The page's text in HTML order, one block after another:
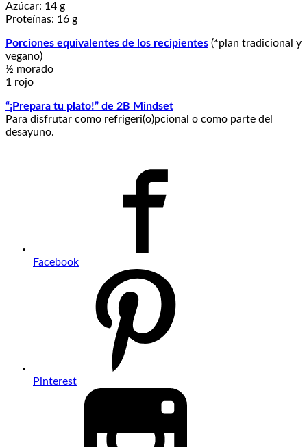
Azúcar: 14 g
Proteínas: 16 g
Porciones equivalentes de los recipientes (*plan tradicional y
vegano)
½ morado
1 rojo
“¡Prepara tu plato!” de 2B Mindset
Para disfrutar como refrigeri(o)pcional o como parte del
desayuno.
Facebook
Pinterest